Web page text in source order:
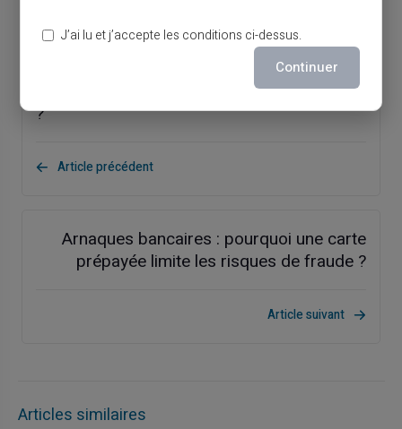
Paiement en ligne : les cartes sans lien avec
votre compte courant sont-elles plus sûres
?
Article précédent
Arnaques bancaires : pourquoi une carte
prépayée limite les risques de fraude ?
Article suivant
Articles similaires
J’ai lu et j’accepte les conditions ci-dessus.
Continuer